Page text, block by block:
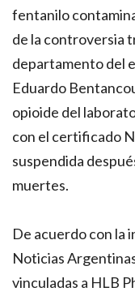
fentanilo
de la controversia
departamento del
Eduardo
opioide del
con el certificado
suspendida
muertes.
De acuerdo con la
Noticias
vinculadas a HLB